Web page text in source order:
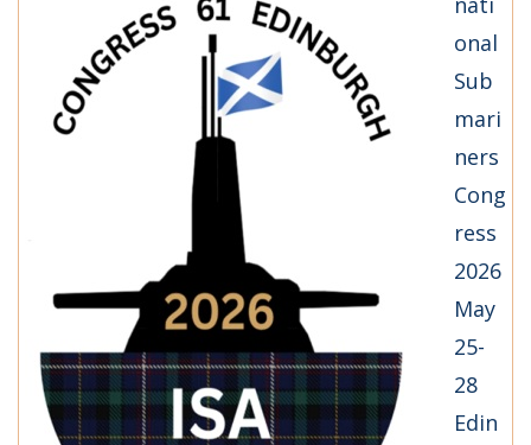
onal
Sub
mari
ners
Cong
ress
2026
May
25-
28
Edin